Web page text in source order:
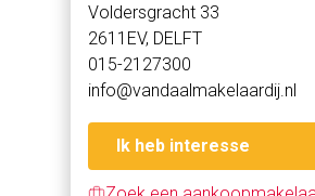
Voldersgracht 33
2611EV, DELFT
015-2127300
info@vandaalmakelaardij.nl
Ik heb interesse